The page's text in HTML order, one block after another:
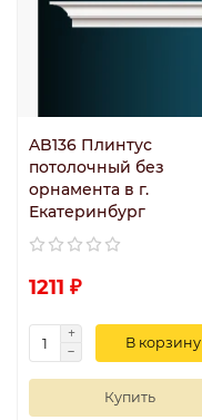
AB136 Плинтус
потолочный без
орнамента в г.
Екатеринбург
1211 ₽
В корзину
Купить